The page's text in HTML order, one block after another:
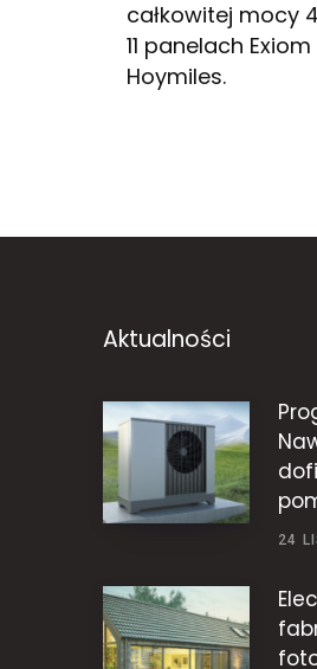
całkowitej mocy
11 panelach
Hoymiles.
Aktualności
24